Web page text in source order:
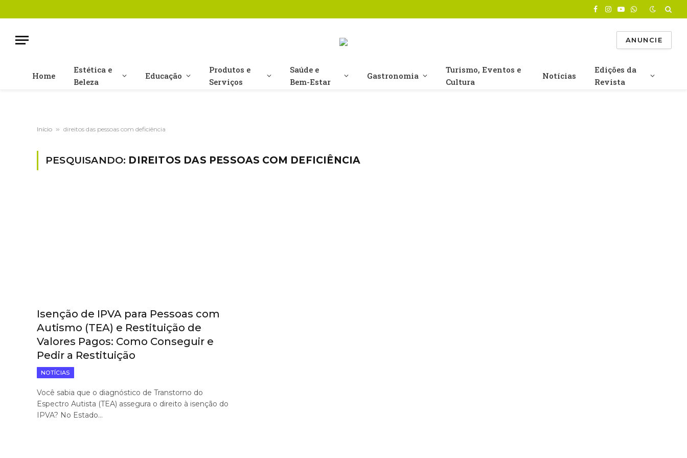
Facebook
Instagram
YouTube
WhatsApp
ANUNCIE
Home
Estética e
Beleza
Educação
Produtos e
Serviços
Saúde e
Bem-Estar
Gastronomia
Turismo, Eventos e
Cultura
Notícias
Edições da
Revista
Início » direitos das pessoas com deficiência
PESQUISANDO: DIREITOS DAS PESSOAS COM DEFICIÊNCIA
Isenção de IPVA para Pessoas com
Autismo (TEA) e Restituição de
Valores Pagos: Como Conseguir e
Pedir a Restituição
NOTÍCIAS
Você sabia que o diagnóstico de Transtorno do
Espectro Autista (TEA) assegura o direito à isenção do
IPVA? No Estado…